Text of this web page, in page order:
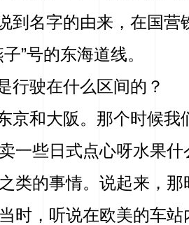
到名字的由来，在国营
”号的东海道线。
行驶在什么区间的？
京和大阪。那个时候我
一些日式点心呀水果
类的事情。说起来，
时，听说在欧美的车